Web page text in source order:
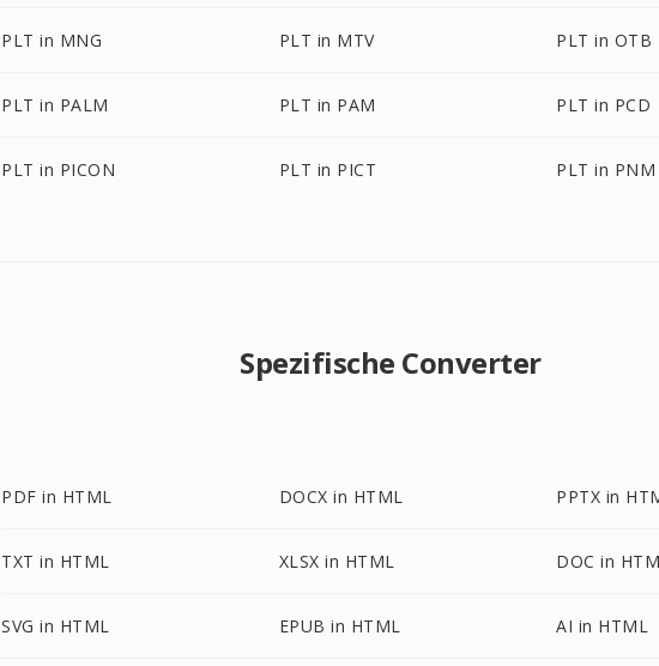
PLT in MNG PLT in MTV PLT in OTB
PLT in PALM PLT in PAM PLT in PCD
PLT in PICON PLT in PICT PLT in PNM
Spezifische Converter
PDF in HTML DOCX in HTML PPTX in
TXT in HTML XLSX in HTML DOC in
SVG in HTML EPUB in HTML AI in HTML